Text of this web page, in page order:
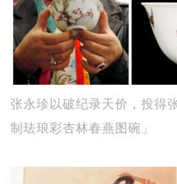
张永珍以破纪录天价，投得
制珐琅彩杏林春燕图碗」